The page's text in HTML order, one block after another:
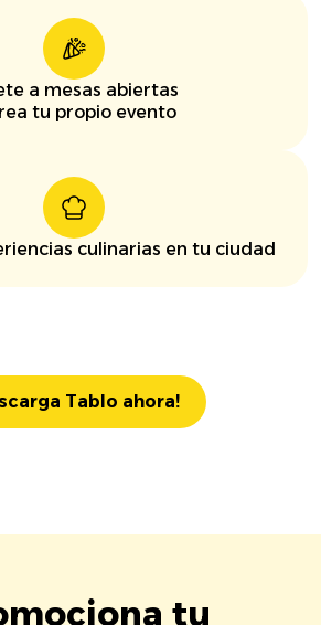
a mesas abiertas
tu propio evento
culinarias en tu ciudad
Tablo ahora!
tu